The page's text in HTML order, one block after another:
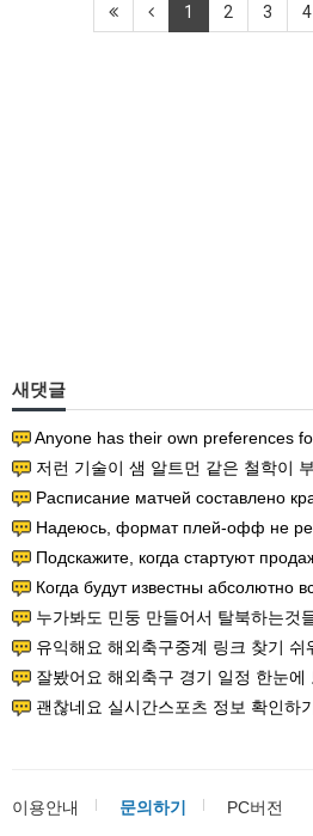
1 2 3 4
새댓글
Anyone has their own preferences for
저런 기술이 샘 알트먼 같은 철학이 부재한 똑똑
Расписание матчей составлено крайне
Надеюсь, формат плей-офф не решат
Подскажите, когда стартуют продажи
Когда будут известны абсолютно все
누가봐도 민둥 만들어서 탈북하는것들이나 뭔가 쳐들어오는 낌새를 미리 알아
유익해요 해외축구중계 링크 찾기 쉬워서 자주 와요. 참고로 무료스포츠
잘봤어요 해외축구 경기 일정 한눈에 보기 좋아요. 덕분에 epl중계
괜찮네요 실시간스포츠 정보 확인하기 좋아요. 그래도 epl중계 볼 때
이용안내 문의하기 PC버전